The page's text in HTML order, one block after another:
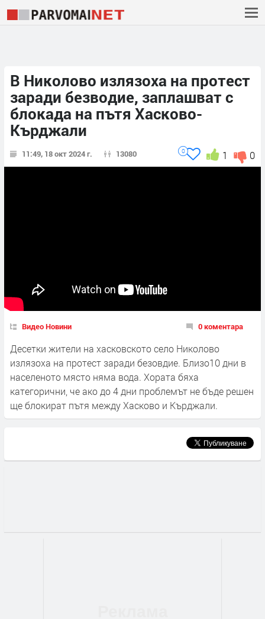
В Николово излязоха на протест
заради безводие, заплашват с
блокада на пътя Хасково-
Кърджали
11:49, 18 окт 2024 г. 13080 0
1
0
Видео Новини 0 коментара
Десетки жители на хасковското село Николово
излязоха на протест заради безовдие. Близо10 дни в
населеното място няма вода. Хората бяха
категорични, че ако до 4 дни проблемът не бъде решен
ще блокират пътя между Хасково и Кърджали.